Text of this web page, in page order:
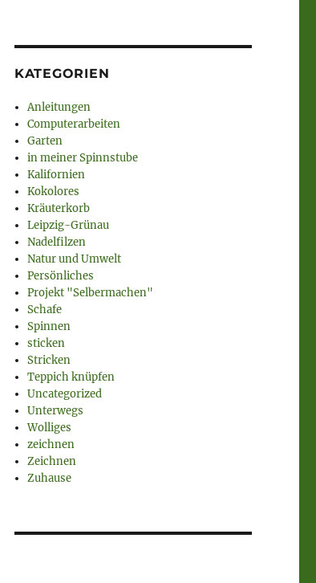
KATEGORIEN
Anleitungen
Computerarbeiten
Garten
in meiner Spinnstube
Kalifornien
Kokolores
Kräuterkorb
Leipzig-Grünau
Nadelfilzen
Natur und Umwelt
Persönliches
Projekt "Selbermachen"
Schafe
Spinnen
sticken
Stricken
Teppich knüpfen
Uncategorized
Unterwegs
Wolliges
zeichnen
Zeichnen
Zuhause